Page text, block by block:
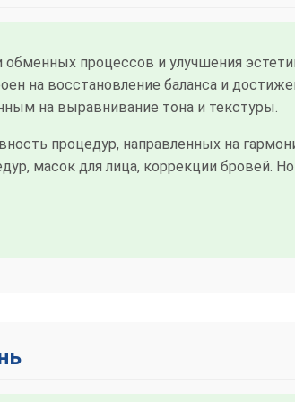
процессов и улучшения
на восстановление баланса и
на выравнивание тона и текстуры.
процедур, направленных на
масок для лица, коррекции бровей.